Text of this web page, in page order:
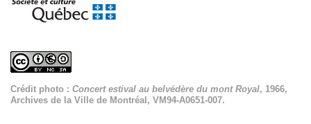
Crédit photo : Concert estival au belvédère du mont Royal, 1966,
Archives de la Ville de Montréal, VM94-A0651-007.